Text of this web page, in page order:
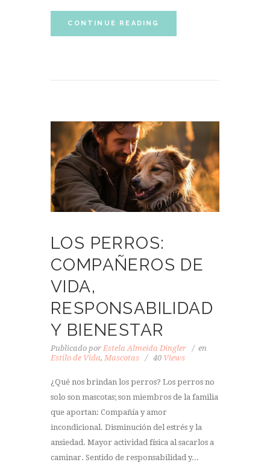
CONTINUE READING
LOS PERROS:
COMPAÑEROS DE
VIDA,
RESPONSABILIDAD
Y BIENESTAR
Publicado por Estela Almeida Dingler
en
Estilo de Vida, Mascotas 40 Views
¿Qué nos brindan los perros? Los perros no
solo son mascotas; son miembros de la familia
que aportan: Compañía y amor
incondicional. Disminución del estrés y la
ansiedad. Mayor actividad física al sacarlos a
caminar. Sentido de responsabilidad y...